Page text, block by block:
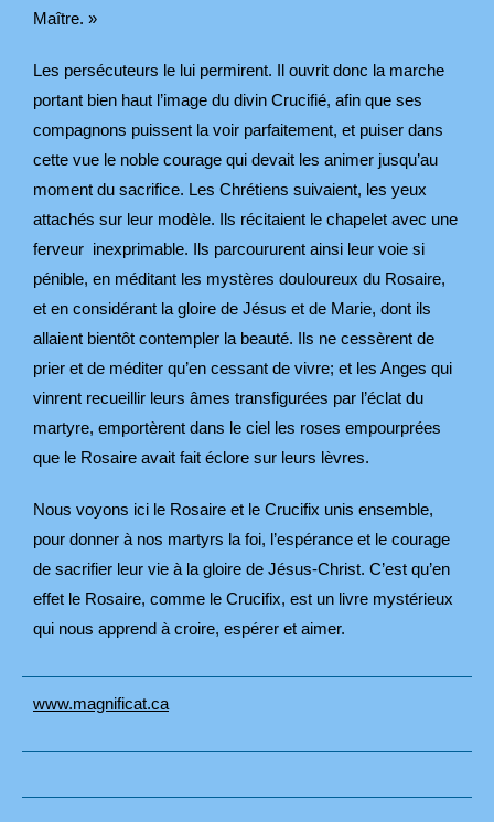
Maître. »
Les persécuteurs le lui permirent. Il ouvrit donc la marche
portant bien haut l’image du divin Crucifié, afin que ses
compagnons puissent la voir parfaitement, et puiser dans
cette vue le noble courage qui devait les animer jusqu’au
moment du sacrifice. Les Chrétiens suivaient, les yeux
attachés sur leur modèle. Ils récitaient le chapelet avec une
ferveur inexprimable. Ils parcoururent ainsi leur voie si
pénible, en méditant les mystères douloureux du Rosaire,
et en considérant la gloire de Jésus et de Marie, dont ils
allaient bientôt contempler la beauté. Ils ne cessèrent de
prier et de méditer qu’en cessant de vivre; et les Anges qui
vinrent recueillir leurs âmes transfigurées par l’éclat du
martyre, emportèrent dans le ciel les roses empourprées
que le Rosaire avait fait éclore sur leurs lèvres.
Nous voyons ici le Rosaire et le Crucifix unis ensemble,
pour donner à nos martyrs la foi, l’espérance et le courage
de sacrifier leur vie à la gloire de Jésus-Christ. C’est qu’en
effet le Rosaire, comme le Crucifix, est un livre mystérieux
qui nous apprend à croire, espérer et aimer.
www.magnificat.ca